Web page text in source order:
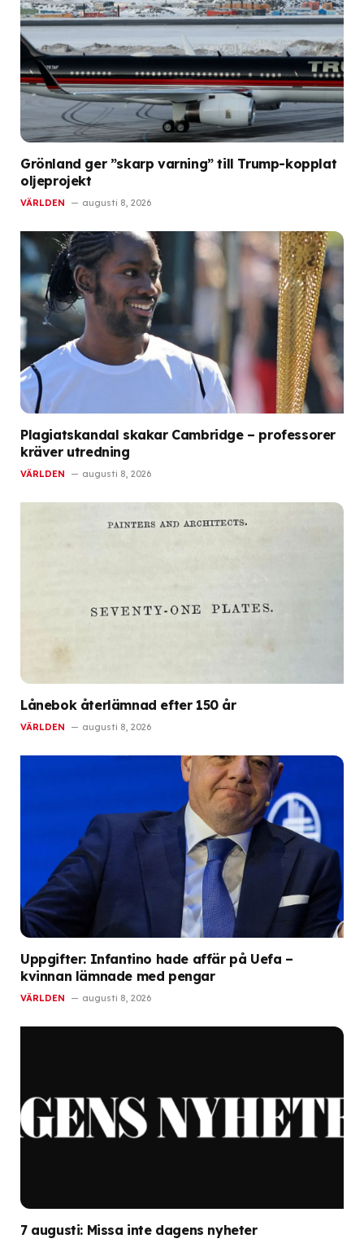
Grönland ger ”skarp varning” till Trump-kopplat
oljeprojekt
VÄRLDEN augusti 8, 2026
Plagiatskandal skakar Cambridge – professorer
kräver utredning
VÄRLDEN augusti 8, 2026
Lånebok återlämnad efter 150 år
VÄRLDEN augusti 8, 2026
Uppgifter: Infantino hade affär på Uefa –
kvinnan lämnade med pengar
VÄRLDEN augusti 8, 2026
7 augusti: Missa inte dagens nyheter